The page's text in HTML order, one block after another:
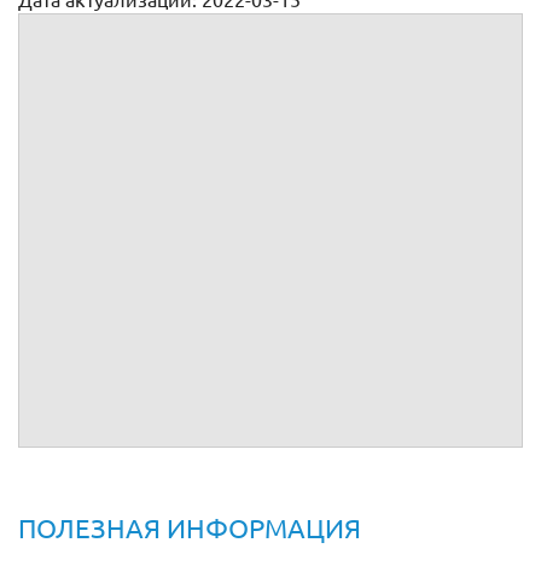
ПОЛЕЗНАЯ ИНФОРМАЦИЯ